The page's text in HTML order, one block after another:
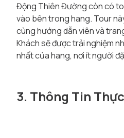
Động Thiên Đường còn có
vào bên trong hang. Tour
cùng hướng dẫn viên và
Khách sẽ được trải nghiệm
nhất của hang, nơi ít người
3. Thông Tin